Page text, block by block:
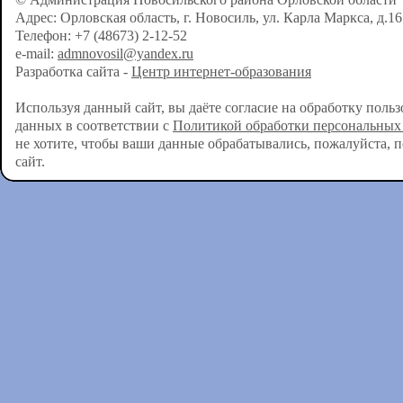
Адрес: Орловская область, г. Новосиль, ул. Карла Маркса, д.16
Телефон: +7 (48673) 2-12-52
e-mail: admnovosil@yandex.ru
Разработка сайта - Центр интернет-образования
Используя данный сайт, вы даёте согласие на обработку
данных в соответствии с Политикой обработки
не хотите, чтобы ваши данные обрабатывались, пожалуйста,
сайт.